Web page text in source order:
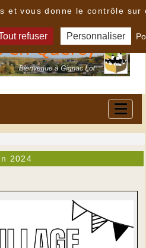
2024
et vous donne le contrôle sur
refuser Personnaliser